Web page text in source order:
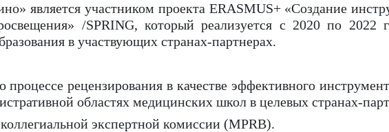
является участником проекта ERASMUS+ «Создание
/SPRING, который реализуется с 2020 по 2022
в участвующих странах-партнерах.
рецензирования в качестве эффективного
областях медицинских школ в целевых странах-
экспертной комиссии (MPRB).